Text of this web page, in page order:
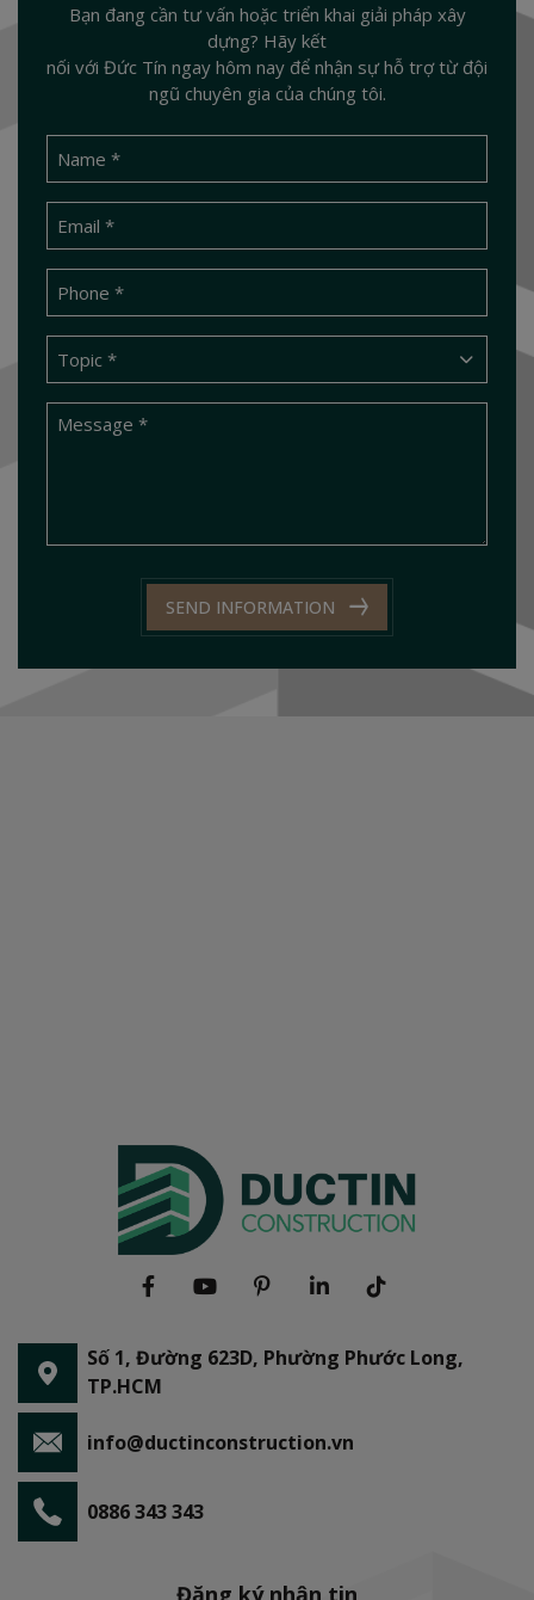
Bạn đang cần tư vấn hoặc triển khai giải pháp xây
dựng? Hãy kết
nối với Đức Tín ngay hôm nay để nhận sự hỗ trợ từ đội
ngũ chuyên gia của chúng tôi.
SEND INFORMATION
Số 1, Đường 623D, Phường Phước Long,
TP.HCM
info@ductinconstruction.vn
0886 343 343